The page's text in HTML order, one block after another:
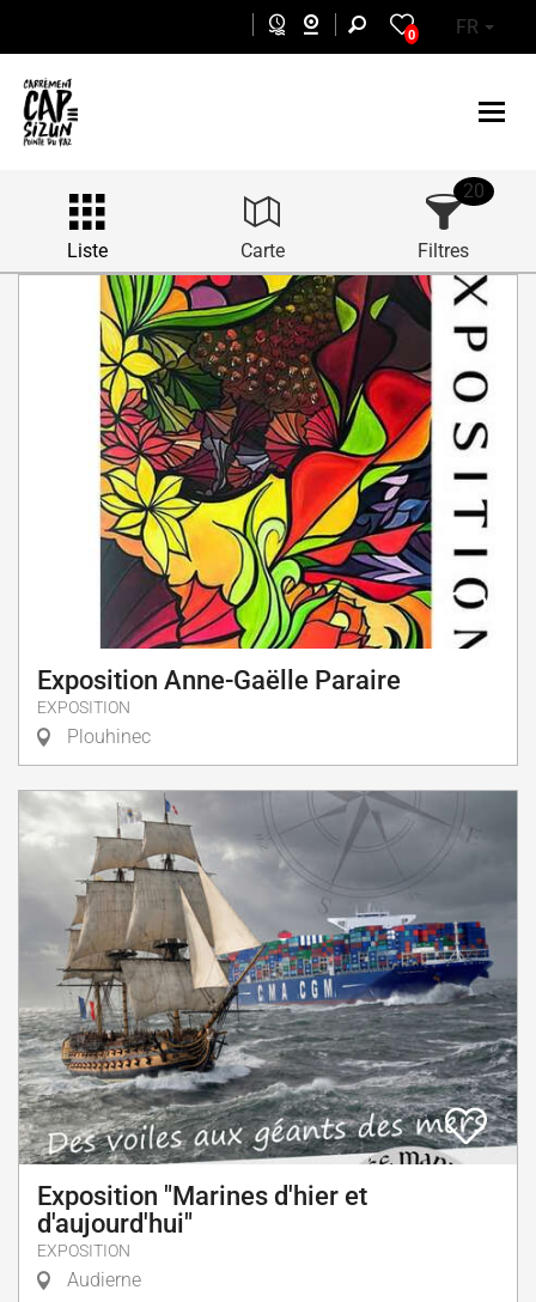
0 FR
Liste Carte Filtres
20
Exposition Anne-Gaëlle Paraire
EXPOSITION
Plouhinec
Exposition "Marines d'hier et
d'aujourd'hui"
EXPOSITION
Audierne